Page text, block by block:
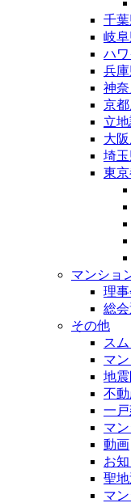
千
岐
ハワ
兵
神
京
立
大
埼
東
マンショ
理
総
その他
ス
マ
地
不
一
マ
動画
お
聖
マ